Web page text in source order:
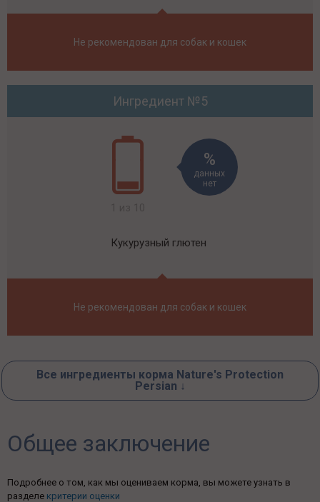
Не рекомендован для собак и кошек
Ингредиент №5
данных
нет
Кукурузный глютен
Не рекомендован для собак и кошек
Все ингредиенты корма Nature's Protection
Persian ↓
Общее заключение
Подробнее о том, как мы оцениваем корма, вы можете узнать в
разделе критерии оценки